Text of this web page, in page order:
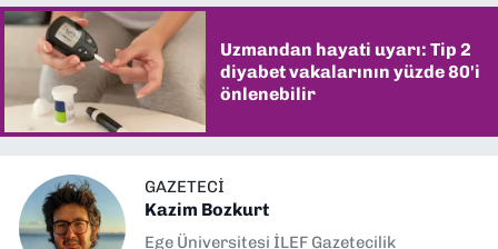
Uzmandan hayati uyarı: Tip 2
diyabet vakalarının yüzde 80'i
önlenebilir
GAZETECI
Kazim Bozkurt
Ege Üniversitesi İLEF Gazetecilik